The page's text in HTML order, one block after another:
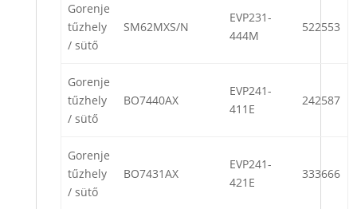
Gorenje
tűzhely
/ sütő
SM62MXS/N
EVP231-
444M
522553
Gorenje
tűzhely
/ sütő
BO7440AX
EVP241-
411E
242587
Gorenje
tűzhely
/ sütő
BO7431AX
EVP241-
421E
333666